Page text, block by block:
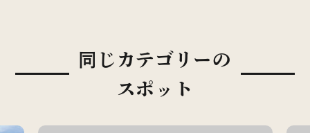
同じカテゴリーの
スポット